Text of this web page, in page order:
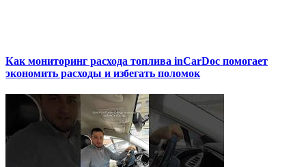
Как мониторинг расхода топлива inCarDoc помогает
экономить расходы и избегать поломок